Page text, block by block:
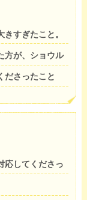
すぎたこと。
方が、ショウル
ださったこと
応してくださっ